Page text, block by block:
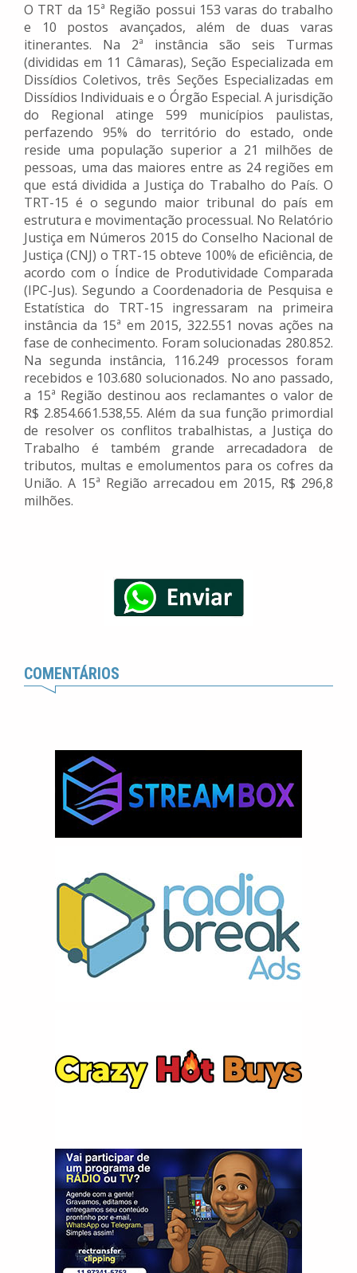
O TRT da 15ª Região possui 153 varas do trabalho
e 10 postos avançados, além de duas varas
itinerantes. Na 2ª instância são seis Turmas
(divididas em 11 Câmaras), Seção Especializada em
Dissídios Coletivos, três Seções Especializadas em
Dissídios Individuais e o Órgão Especial. A jurisdição
do Regional atinge 599 municípios paulistas,
perfazendo 95% do território do estado, onde
reside uma população superior a 21 milhões de
pessoas, uma das maiores entre as 24 regiões em
que está dividida a Justiça do Trabalho do País. O
TRT-15 é o segundo maior tribunal do país em
estrutura e movimentação processual. No Relatório
Justiça em Números 2015 do Conselho Nacional de
Justiça (CNJ) o TRT-15 obteve 100% de eficiência, de
acordo com o Índice de Produtividade Comparada
(IPC-Jus). Segundo a Coordenadoria de Pesquisa e
Estatística do TRT-15 ingressaram na primeira
instância da 15ª em 2015, 322.551 novas ações na
fase de conhecimento. Foram solucionadas 280.852.
Na segunda instância, 116.249 processos foram
recebidos e 103.680 solucionados. No ano passado,
a 15ª Região destinou aos reclamantes o valor de
R$ 2.854.661.538,55. Além da sua função primordial
de resolver os conflitos trabalhistas, a Justiça do
Trabalho é também grande arrecadadora de
tributos, multas e emolumentos para os cofres da
União. A 15ª Região arrecadou em 2015, R$ 296,8
milhões.
COMENTÁRIOS